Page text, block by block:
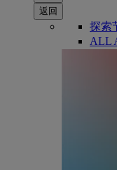
返回
探索
ALL